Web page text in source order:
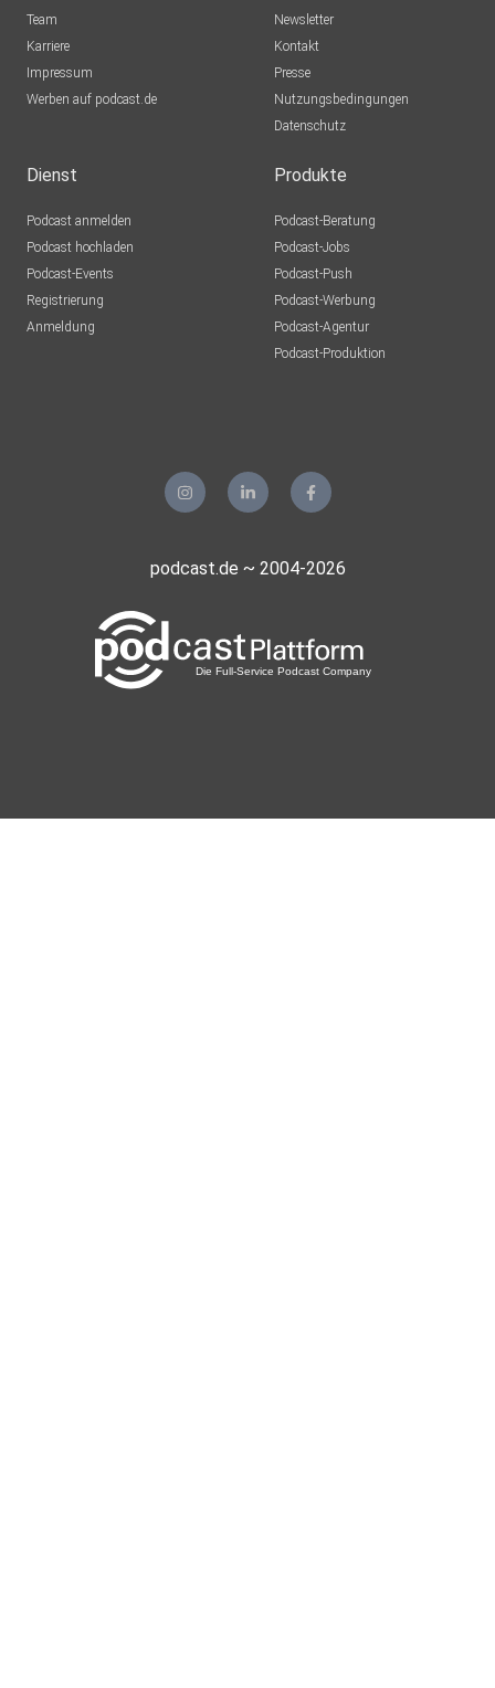
Team
Karriere
Impressum
Werben auf podcast.de
Newsletter
Kontakt
Presse
Nutzungsbedingungen
Datenschutz
Dienst
Podcast anmelden
Podcast hochladen
Podcast-Events
Registrierung
Anmeldung
Produkte
Podcast-Beratung
Podcast-Jobs
Podcast-Push
Podcast-Werbung
Podcast-Agentur
Podcast-Produktion
podcast.de ~ 2004-2026